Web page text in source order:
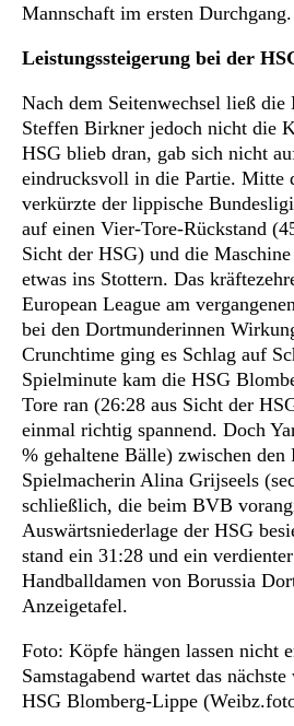
Mannschaft im ersten Durchgang.
Leistungssteigerung bei der
Nach dem Seitenwechsel ließ die
Steffen Birkner jedoch nicht die
HSG blieb dran, gab sich nicht
eindrucksvoll in die Partie. Mitte
verkürzte der lippische
auf einen Vier-Tore-Rückstand
Sicht der HSG) und die
etwas ins Stottern. Das
European League am
bei den Dortmunderinnen
Crunchtime ging es Schlag auf
Spielminute kam die HSG
Tore ran (26:28 aus Sicht der
einmal richtig spannend. Doch
% gehaltene Bälle) zwischen den
Spielmacherin Alina Grijseels
schließlich, die beim BVB
Auswärtsniederlage der HSG
stand ein 31:28 und ein
Handballdamen von Borussia
Anzeigetafel.
Foto: Köpfe hängen lassen nicht
Samstagabend wartet das
HSG Blomberg-Lippe